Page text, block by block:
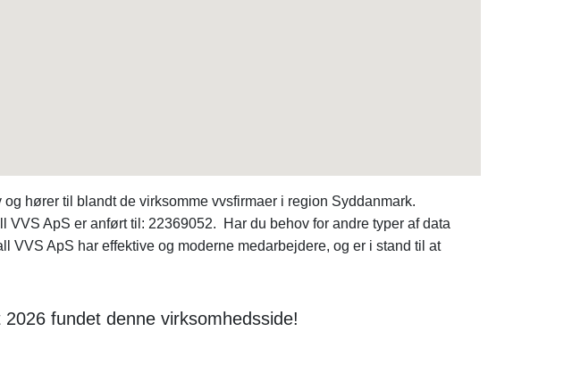
hører til blandt de virksomme vvsfirmaer i region Syddanmark.
ApS er anført til: 22369052. Har du behov for andre typer af data
VVS ApS har effektive og moderne medarbejdere, og er i stand til at
fundet denne virksomhedsside!